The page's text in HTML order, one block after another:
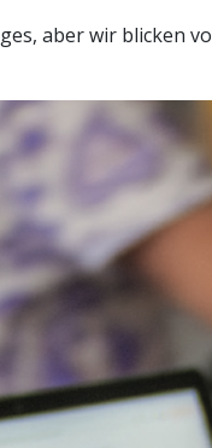
aber wir blicken